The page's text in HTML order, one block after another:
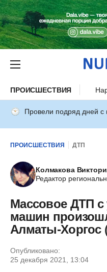
ПРОИСШЕСТВИЯ
Провели подряд дней с
ПРОИСШЕСТВИЯ ДТП
Колмакова
Редактор
Массовое ДТП с
машин
Алматы-Хоргос
Опубликовано:
25 декабря 2021, 13:04